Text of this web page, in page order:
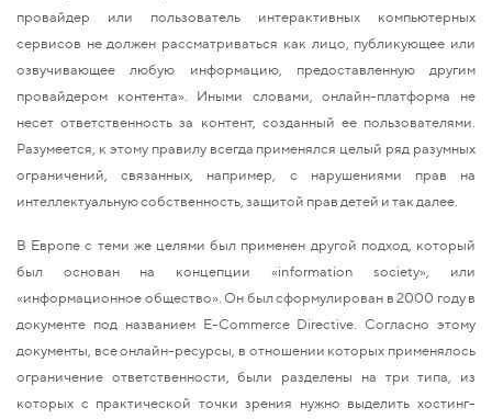
провайдер или пользователь интерактивных компьютерных
сервисов не должен рассматриваться как лицо, публикующее или
озвучивающее любую информацию, предоставленную другим
провайдером контента». Иными словами, онлайн-платформа не
несет ответственность за контент, созданный ее пользователями.
Разумеется, к этому правилу всегда применялся целый ряд разумных
ограничений, связанных, например, с нарушениями прав на
интеллектуальную собственность, защитой прав детей и так далее.
В Европе с теми же целями был применен другой подход, который
был основан на концепции «information society», или
«информационное общество». Он был сформулирован в 2000 году в
документе под названием E-Commerce Directive. Согласно этому
документы, все онлайн-ресурсы, в отношении которых применялось
ограничение ответственности, были разделены на три типа, из
которых с практической точки зрения нужно выделить хостинг-